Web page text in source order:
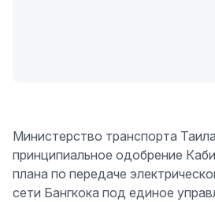
Министерство транспорта
принципиальное одобрение
плана по передаче
сети Бангкока под единое